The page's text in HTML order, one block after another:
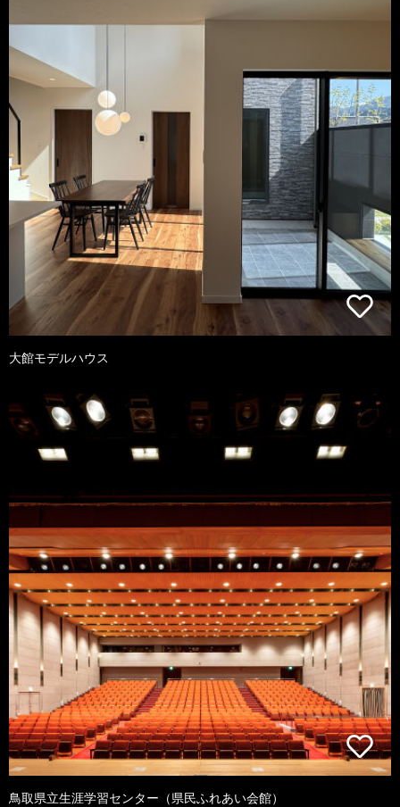
大館モデルハウス
鳥取県立生涯学習センター（県民ふれあい会館）